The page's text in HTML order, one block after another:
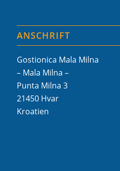
ANSCHRIFT
Gostionica Mala Milna
– Mala Milna –
Punta Milna 3
21450 Hvar
Kroatien